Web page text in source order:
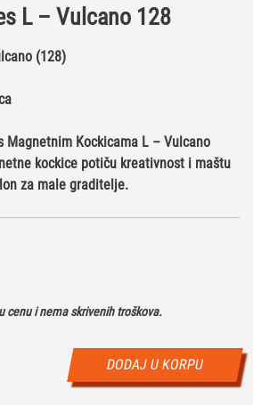
L – Vulcano 128
(128)
Kockicama L – Vulcano
kockice potiču kreativnost i maštu
za male graditelje.
cenu i nema skrivenih troškova.
DODAJ U KORPU